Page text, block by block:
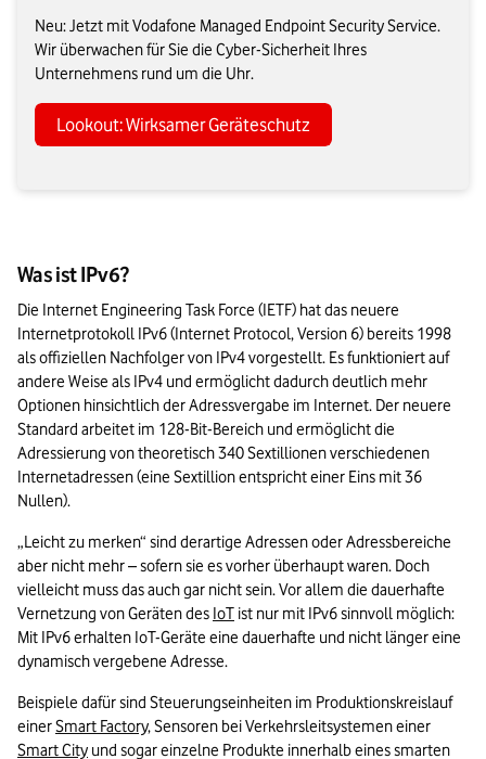
Neu: Jetzt mit Vodafone Managed Endpoint Security Service.
Wir überwachen für Sie die Cyber-Sicherheit Ihres
Unternehmens rund um die Uhr.
Lookout: Wirksamer Geräteschutz
Was ist IPv6?
Die Internet Engineering Task Force (IETF) hat das neuere
Internetprotokoll IPv6 (Internet Protocol, Version 6) bereits 1998
als offiziellen Nachfolger von IPv4 vorgestellt. Es funktioniert auf
andere Weise als IPv4 und ermöglicht dadurch deutlich mehr
Optionen hinsichtlich der Adressvergabe im Internet. Der neuere
Standard arbeitet im 128-Bit-Bereich und ermöglicht die
Adressierung von theoretisch 340 Sextillionen verschiedenen
Internetadressen (eine Sextillion entspricht einer Eins mit 36
Nullen).
„Leicht zu merken“ sind derartige Adressen oder Adressbereiche
aber nicht mehr – sofern sie es vorher überhaupt waren. Doch
vielleicht muss das auch gar nicht sein. Vor allem die dauerhafte
Vernetzung von Geräten des IoT ist nur mit IPv6 sinnvoll möglich:
Mit IPv6 erhalten IoT-Geräte eine dauerhafte und nicht länger eine
dynamisch vergebene Adresse.
Beispiele dafür sind Steuerungseinheiten im Produktionskreislauf
einer Smart Factory
Smart City und sogar einzelne Produkte innerhalb eines smarten